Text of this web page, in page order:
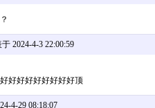
2024-4-3 22:00:59
好好好好好好好好顶
4-29 08:18:07